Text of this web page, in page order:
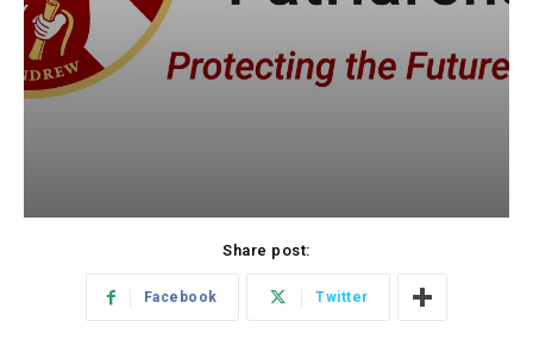
Share post:
Facebook Twitter